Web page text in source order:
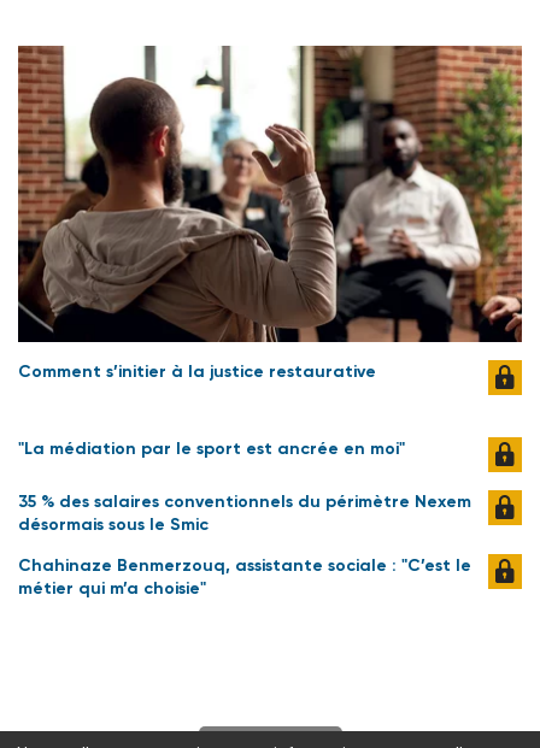
Comment s’initier à la justice restaurative
"La médiation par le sport est ancrée en moi"
35 % des salaires conventionnels du périmètre Nexem
désormais sous le Smic
Chahinaze Benmerzouq, assistante sociale : "C’est le
métier qui m’a choisie"